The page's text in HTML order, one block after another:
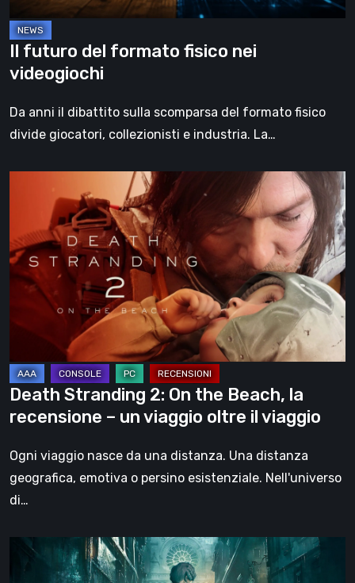
Il futuro del formato fisico nei
videogiochi
Da anni il dibattito sulla scomparsa del formato fisico
divide giocatori, collezionisti e industria. La…
Stranding
On
the
Beach,
recensione
–
un
viaggio
oltre
il
Death Stranding 2: On the Beach, la
recensione – un viaggio oltre il viaggio
Ogni viaggio nasce da una distanza. Una distanza
geografica, emotiva o persino esistenziale. Nell'universo
di…
Steelrising,